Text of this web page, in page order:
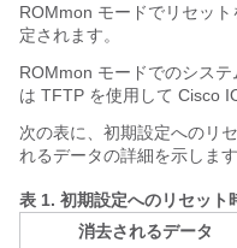
ROMmon モードでリセッ
定されます。
ROMmon モードでのシス
は TFTP を使用して Cisco
次の表に、初期設定へのリ
れるデータの詳細を示します
表 1. 初期設定へのリセット
消去されるデータ